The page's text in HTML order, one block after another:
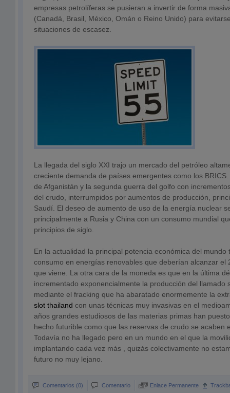
empresas petrolíferas se pusieran a invertir de forma
(Canadá, Brasil, México, Omán o Reino Unido) para
situaciones de escasez.
La llegada del siglo XXI trajo un mercado del petróleo
creciente demanda de países emergentes como los
de Afganistán y la segunda guerra del golfo con
del crudo, interrumpidos por aumentos de producción,
Saudí. El deseo de aumento de uso de la energía nuclear
principalmente a Rusia y China con un consumo mundial
principios de siglo.
En la actualidad la principal potencia económica del mundo
consumo en energías renovables que deberían alcanzar el
que viene. La otra cara de la moneda es que en la última
incrementado exponencialmente la producción del llamado
mediante el fracking que ha abaratado enormemente la
slot thailand con unas técnicas muy invasivas en el
años grandes estudiosos de las materias primas han
hecho futurible como que las reservas de crudo se acaben
Todavía no ha llegado pero en un mundo en el que la
implantando cada vez más , quizás colectivamente no
futuro no muy lejano.
Comentarios (0) Comentario Enlace Permanente